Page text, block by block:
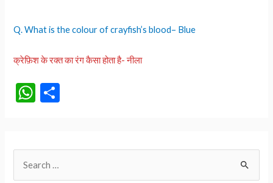
Q. What is the colour of crayfish’s blood– Blue
क्रेफ़िश के रक्त का रंग कैसा होता है- नीला
W
s
A
e